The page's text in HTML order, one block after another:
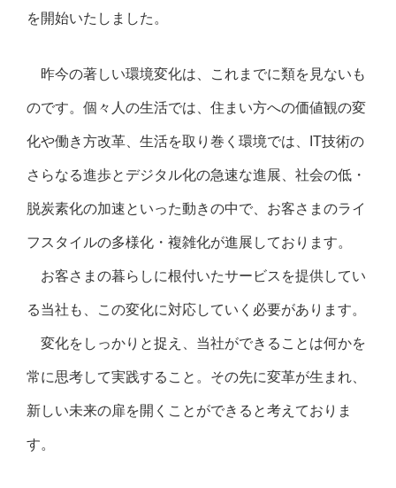
を開始いたしました。
昨今の著しい環境変化は、これまでに類を見ないも
のです。個々人の生活では、住まい方への価値観の変
化や働き方改革、生活を取り巻く環境では、IT技術の
さらなる進歩とデジタル化の急速な進展、社会の低・
脱炭素化の加速といった動きの中で、お客さまのライ
フスタイルの多様化・複雑化が進展しております。
お客さまの暮らしに根付いたサービスを提供してい
る当社も、この変化に対応していく必要があります。
変化をしっかりと捉え、当社ができることは何かを
常に思考して実践すること。その先に変革が生まれ、
新しい未来の扉を開くことができると考えておりま
す。